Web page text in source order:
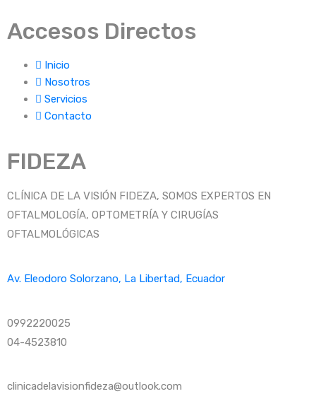
Accesos Directos
Inicio
Nosotros
Servicios
Contacto
FIDEZA
CLÍNICA DE LA VISIÓN FIDEZA, SOMOS EXPERTOS EN
OFTALMOLOGÍA, OPTOMETRÍA Y CIRUGÍAS
OFTALMOLÓGICAS
Av. Eleodoro Solorzano, La Libertad, Ecuador
0992220025
04-4523810
clinicadelavisionfideza@outlook.com